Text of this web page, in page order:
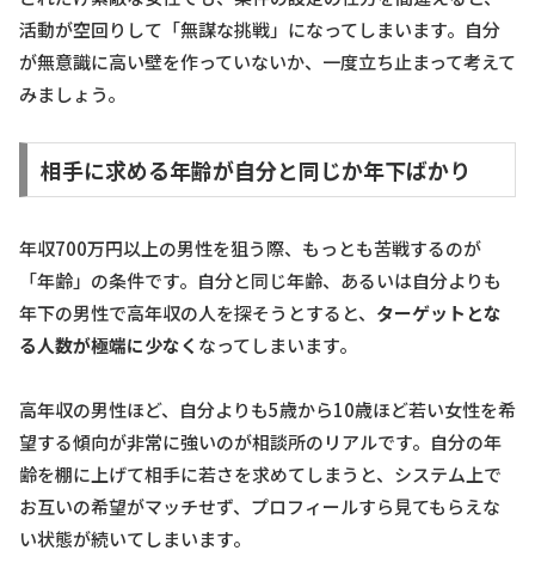
活動が空回りして「無謀な挑戦」になってしまいます。自分
が無意識に高い壁を作っていないか、一度立ち止まって考えて
みましょう。
相手に求める年齢が自分と同じか年下ばかり
年収700万円以上の男性を狙う際、もっとも苦戦するのが
「年齢」の条件です。自分と同じ年齢、あるいは自分よりも
年下の男性で高年収の人を探そうとすると、 ターゲットとな
る人数が極端に少なく なってしまいます。
高年収の男性ほど、自分よりも5歳から10歳ほど若い女性を希
望する傾向が非常に強いのが相談所のリアルです。自分の年
齢を棚に上げて相手に若さを求めてしまうと、システム上で
お互いの希望がマッチせず、プロフィールすら見てもらえな
い状態が続いてしまいます。